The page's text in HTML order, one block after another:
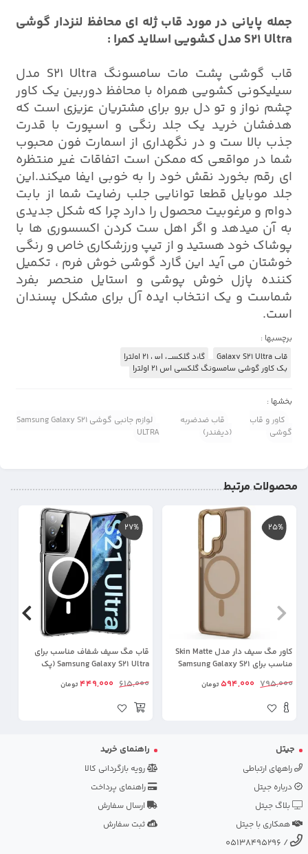
جمله پایانی در مورد قاب ژله ای محافظ لنزدار گوشی
S21 Ultra مدل کشویی اسلاید کمرا :
قاب گوشی پشت مات سامسونگ S21 Ultra مدل
سیلیکونی کشویی همراه با محافظ دوربین یک کاور
چشم نواز و تو دل برو برای مشتریان عزیزی است که
هدفشان خرید یک جلد رنگی و اسپورت با قدرت
جذب بالا ست و در نگهداری از اسمارت فون محبوب
شما در مواقعی که ممکن است اتفاقات غیر منتظره
ای رقم بخورد نقش خود را به خوبی ایفا میکند.این
جلد موبایل قطعا توانایی جلب رضایت شما از بابت
دوام و مرغوبیت محصول را دارد چرا که شکل جدیدی
به آن میدهد و اگر اهل ست کردن اکسسوری ها با
پوشاک خود هستید و از تیپ ورزشکاری خاص و رنگی
خوشتان می آید این گارد گوشی خوش فرم ، تکمیل
کننده پازل خوش پوشی و استایل منحصر بفرد
شماست و یک انتخاب ایده آل برای مشکل پسندان
است.
برچسبها :
قاب Galaxy S21 Ultra
گارد گلکسی اس 21 اولترا
بک کاور گوشی سامسونگ گلکسی اس 21 اولترا
بخشها :
کاور و قاب
گوشی
قاب ضدضربه
(دیفندر)
لوازم جانبی گوشی Samsung Galaxy S21
ULTRA
محصولات مرتبط
25%
کاور مگ سیف دار مدل Skin Matte
مناسب برای Samsung Galaxy S21
795,000
594,000تومان
27%
قاب مگ سیف شفاف مناسب برای
Samsung Galaxy S21 Ultra (پک
615,000
449,000تومان
جیتل
راههای ارتباطی
درباره جیتل
بلاگ جیتل
همکاری با جیتل
راهنمای خرید
رویه بازگردانی کالا
راهنمای پرداخت
ارسال سفارش
ثبت سفارش
/
05138495296